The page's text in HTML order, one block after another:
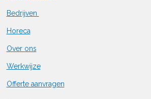
Bedrijven
Horeca
Over ons
Werkwijze
Offerte aanvragen